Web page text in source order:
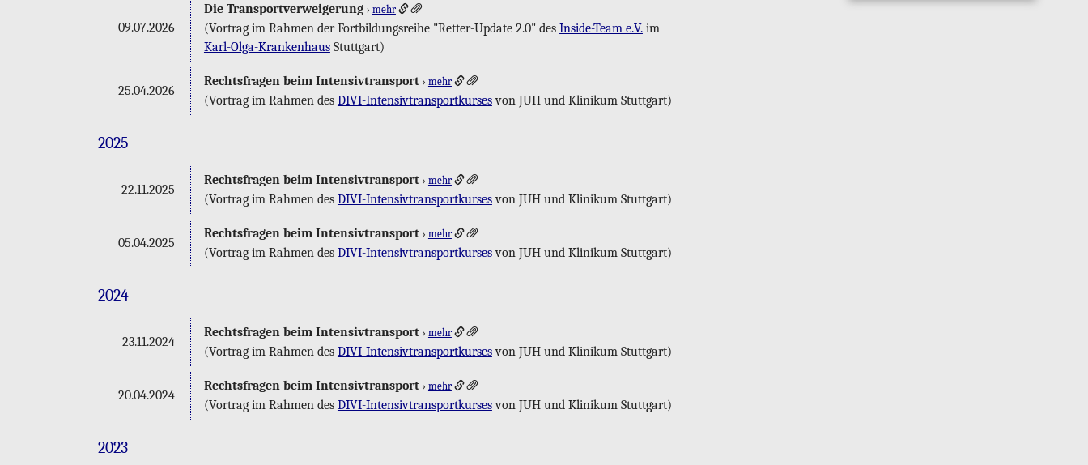
09.07.2026
Die Trans­port­ver­wei­ge­rung › mehr
(Vor­trag im Rah­men der Fort­bil­dungs­rei­he "Ret­ter-Up­date 2.0" des In­si­de-Team e.V.im
Karl-Ol­ga-Kran­ken­hausStutt­gart)
25.04.2026
Rechts­fra­gen beim In­ten­siv­trans­port › mehr
(Vor­trag im Rah­men des DI­VI-In­ten­siv­trans­port­kur­sesvon JUH und Kli­ni­kum Stutt­gart)
2025
22.11.2025
Rechts­fra­gen beim In­ten­siv­trans­port › mehr
(Vor­trag im Rah­men des DI­VI-In­ten­siv­trans­port­kur­sesvon JUH und Kli­ni­kum Stutt­gart)
05.04.2025
Rechts­fra­gen beim In­ten­siv­trans­port › mehr
(Vor­trag im Rah­men des DI­VI-In­ten­siv­trans­port­kur­sesvon JUH und Kli­ni­kum Stutt­gart)
2024
23.11.2024
Rechts­fra­gen beim In­ten­siv­trans­port › mehr
(Vor­trag im Rah­men des DI­VI-In­ten­siv­trans­port­kur­sesvon JUH und Kli­ni­kum Stutt­gart)
20.04.2024
Rechts­fra­gen beim In­ten­siv­trans­port › mehr
(Vor­trag im Rah­men des DI­VI-In­ten­siv­trans­port­kur­sesvon JUH und Kli­ni­kum Stutt­gart)
2023